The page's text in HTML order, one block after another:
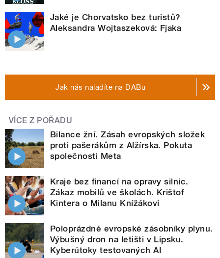
Jaké je Chorvatsko bez turistů?
Aleksandra Wojtaszeková: Fjaka
Jak nás naladíte na DABu
VÍCE Z POŘADU
Bilance žní. Zásah evropských složek
proti pašerákům z Alžírska. Pokuta
společnosti Meta
Kraje bez financí na opravy silnic.
Zákaz mobilů ve školách. Krištof
Kintera o Milanu Knížákovi
Poloprázdné evropské zásobníky plynu.
Výbušný dron na letišti v Lipsku.
Kyberútoky testovaných AI